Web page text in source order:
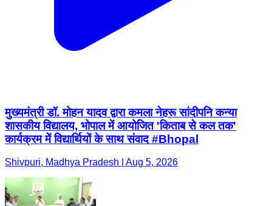
मुख्यमंत्री डॉ. मोहन यादव द्वारा कमला नेहरू सांदीपनि कन्या
शासकीय विद्यालय, भोपाल में आयोजित 'किताब से कल तक'
कार्यक्रम में विद्यार्थियों के साथ संवाद #Bhopal
Shivpuri, Madhya Pradesh | Aug 5, 2026